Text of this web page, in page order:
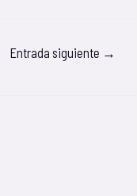
Entrada siguiente →